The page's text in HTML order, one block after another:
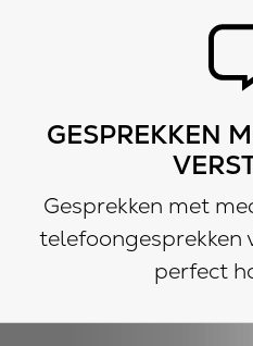
GESPREKKEN
Gesprekken met
telefoongesprekken
perfect